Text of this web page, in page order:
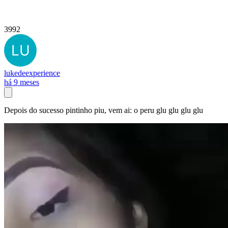
3992
lukedeexperience
há 9 meses
Depois do sucesso pintinho piu, vem ai: o peru glu glu glu glu